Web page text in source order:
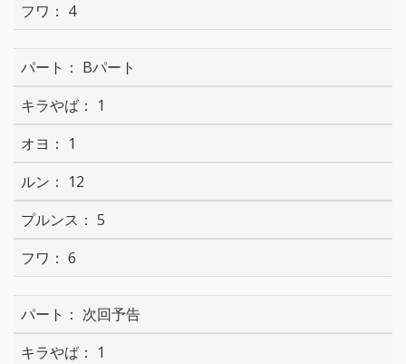
4
Bパート
1
1
12
5
6
次回予告
1